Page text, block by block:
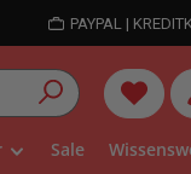
PAYPAL |
Du
Sale